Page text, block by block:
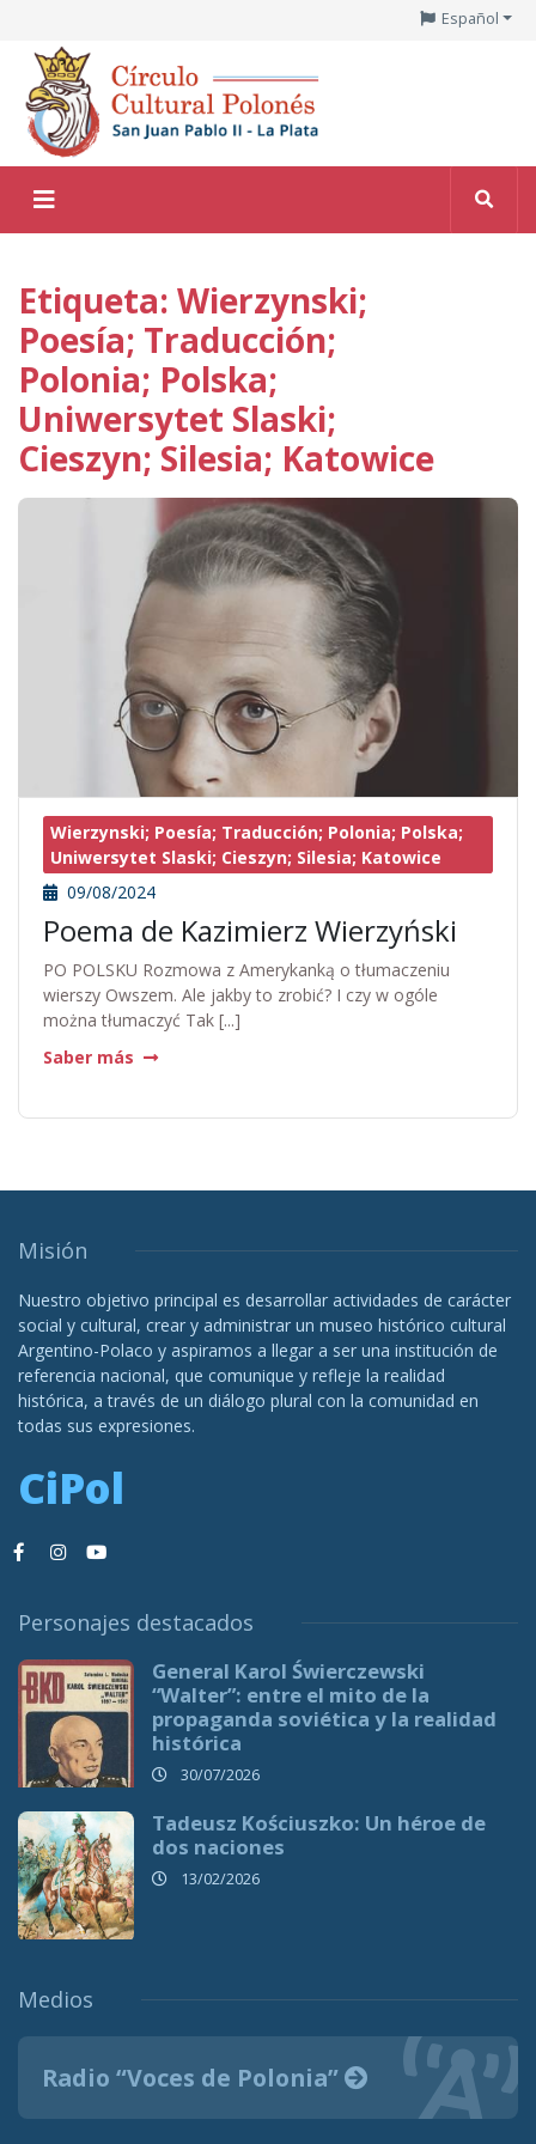
Español
Etiqueta: Wierzynski;
Poesía; Traducción;
Polonia; Polska;
Uniwersytet Slaski;
Cieszyn; Silesia; Katowice
Wierzynski; Poesía; Traducción; Polonia; Polska;
Uniwersytet Slaski; Cieszyn; Silesia; Katowice
09/08/2024
Poema de Kazimierz Wierzyński
PO POLSKU Rozmowa z Amerykanką o tłumaczeniu
wierszy Owszem. Ale jakby to zrobić? I czy w ogóle
można tłumaczyć Tak [...]
Saber más
Misión
Nuestro objetivo principal es desarrollar actividades de carácter
social y cultural, crear y administrar un museo histórico cultural
Argentino-Polaco y aspiramos a llegar a ser una institución de
referencia nacional, que comunique y refleje la realidad
histórica, a través de un diálogo plural con la comunidad en
todas sus expresiones.
CiPol
Personajes destacados
General Karol Świerczewski
“Walter”: entre el mito de la
propaganda soviética y la realidad
histórica
30/07/2026
Tadeusz Kościuszko: Un héroe de
dos naciones
13/02/2026
Medios
Radio “Voces de Polonia”